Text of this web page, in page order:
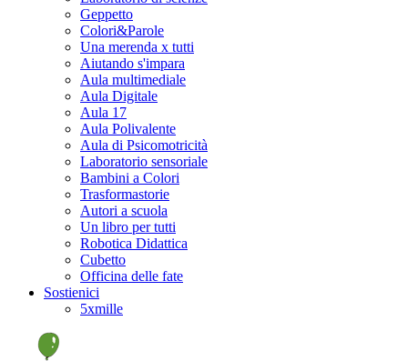
Geppetto
Colori&Parole
Una merenda x tutti
Aiutando s'impara
Aula multimediale
Aula Digitale
Aula 17
Aula Polivalente
Aula di Psicomotricità
Laboratorio sensoriale
Bambini a Colori
Trasformastorie
Autori a scuola
Un libro per tutti
Robotica Didattica
Cubetto
Officina delle fate
Sostienici
5xmille